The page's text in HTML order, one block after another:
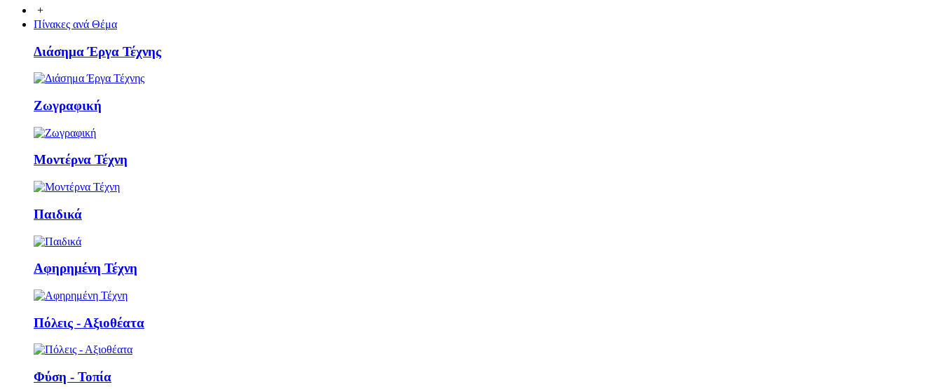
+
Πίνακες ανά Θέμα
Διάσημα Έργα Τέχνης
Ζωγραφική
Μοντέρνα Τέχνη
Παιδικά
Αφηρημένη Τέχνη
Πόλεις - Αξιοθέατα
Φύση - Τοπία